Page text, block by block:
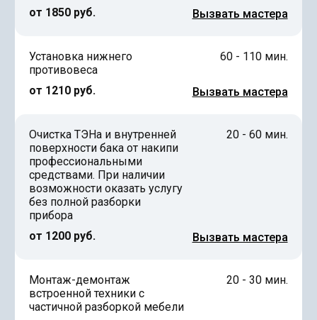
от 1850 руб.
Вызвать мастера
Установка нижнего
противовеса
от 1210 руб.
60 - 110 мин.
Вызвать мастера
Очистка ТЭНа и внутренней
поверхности бака от накипи
профессиональными
средствами. При наличии
возможности оказать услугу
без полной разборки
прибора
от 1200 руб.
20 - 60 мин.
Вызвать мастера
Монтаж-демонтаж
встроенной техники с
частичной разборкой мебели
20 - 30 мин.